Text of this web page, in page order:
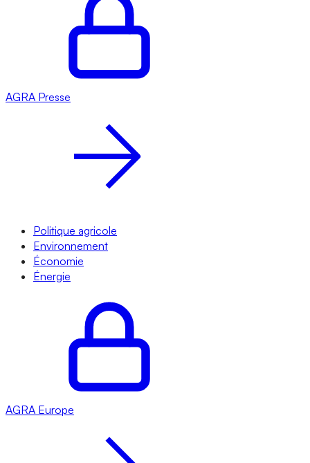
AGRA Presse
Politique agricole
Environnement
Économie
Énergie
AGRA Europe